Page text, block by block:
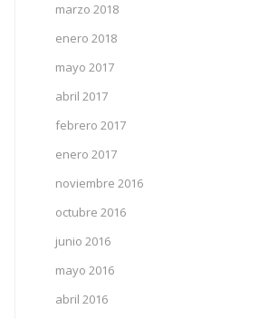
marzo 2018
enero 2018
mayo 2017
abril 2017
febrero 2017
enero 2017
noviembre 2016
octubre 2016
junio 2016
mayo 2016
abril 2016